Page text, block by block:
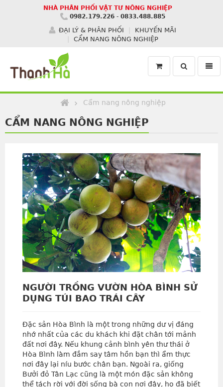
NHÀ PHÂN PHỐI VẬT TƯ NÔNG NGHIỆP
0982.179.226 - 0833.488.885
ĐẠI LÝ & PHÂN PHỐI
KHUYẾN MÃI
CẨM NANG NÔNG NGHIỆP
Toggle
search
Cẩm nang nông nghiệp
CẨM NANG NÔNG NGHIỆP
NGƯỜI TRỒNG VƯỜN HÒA BÌNH SỬ
DỤNG TÚI BAO TRÁI CÂY
Đặc sản Hòa Bình là một trong những dư vị đáng
nhớ nhất của các du khách khi đặt chân tới mảnh
đất nơi đây. Nếu khung cảnh bình yên thư thái ở
Hòa Bình làm đắm say tâm hồn bạn thì ẩm thực
nơi đây lại níu bước chân bạn. Ngoài ra, giống
Bưởi đỏ Tân Lạc cũng là một món đặc sản không
thể tách rời với đời sống bà con nơi đây, họ đã biết